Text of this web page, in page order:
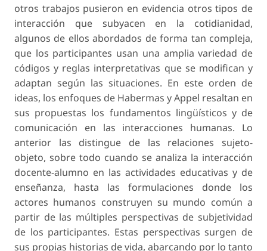
otros trabajos pusieron en evidencia otros tipos de
interacción que subyacen en la cotidianidad,
algunos de ellos abordados de forma tan compleja,
que los participantes usan una amplia variedad de
códigos y reglas interpretativas que se modifican y
adaptan según las situaciones. En este orden de
ideas, los enfoques de Habermas y Appel resaltan en
sus propuestas los fundamentos lingüísticos y de
comunicación en las interacciones humanas. Lo
anterior las distingue de las relaciones sujeto-
objeto, sobre todo cuando se analiza la interacción
docente-alumno en las actividades educativas y de
enseñanza, hasta las formulaciones donde los
actores humanos construyen su mundo común a
partir de las múltiples perspectivas de subjetividad
de los participantes. Estas perspectivas surgen de
sus propias historias de vida, abarcando por lo tanto